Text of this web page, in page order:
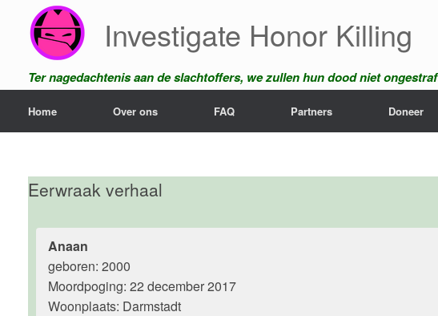
Investigate Honor Killing
Ter nagedachtenis aan de slachtoffers, we zullen hun dood niet
Home Over ons FAQ Partners Doneer
Eerwraak verhaal
Anaan
geboren: 2000
Moordpoging: 22 december 2017
Woonplaats: Darmstadt